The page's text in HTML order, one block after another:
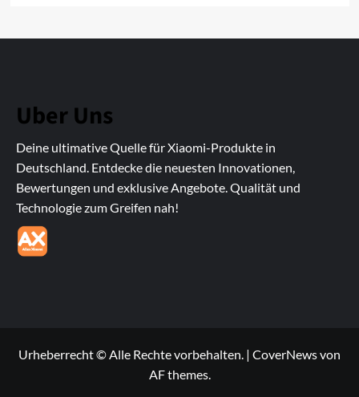
Uber Uns
Deine ultimative Quelle für Xiaomi-Produkte in
Deutschland. Entdecke die neuesten Innovationen,
Bewertungen und exklusive Angebote. Qualität und
Technologie zum Greifen nah!
Urheberrecht © Alle Rechte vorbehalten. | CoverNewsvon
AF themes.